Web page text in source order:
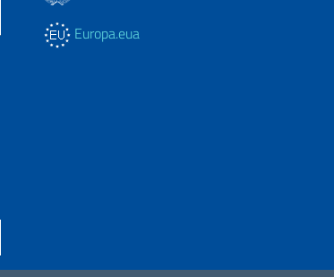
Europa.eua